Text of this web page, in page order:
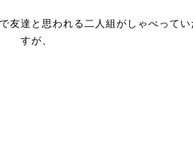
友達と思われる二人組がしゃべって
すが、